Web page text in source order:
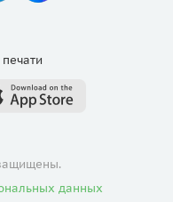
печати
данных